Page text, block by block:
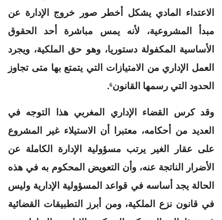
الاعتداء المادي يشكل أخطر صور خروج الإدارة عن
مبدأ المشروعية، لأنه يمس مباشرة أحد الحقوق
الأساسية المكفولة دستوريا، وهو حق الملكية، ويجرد
العمل الإداري من الامتيازات التي يتمتع بها متى تجاوز
الحدود التي رسمها القانون⁶.
وقد كرس القضاء الإداري المغربي هذا التوجه في
العديد من أحكامه، معتبرا أن الاستيلاء غير المشروع
على عقار الغير يرتب مسؤولية الإدارة الكاملة عن
الأضرار الناتجة عنه، وأن التعويض المحكوم به في هذه
الحالة يجد أساسه في قواعد المسؤولية الإدارية وليس
في قانون نزع الملكية، ومن أبرز التطبيقات القضائية